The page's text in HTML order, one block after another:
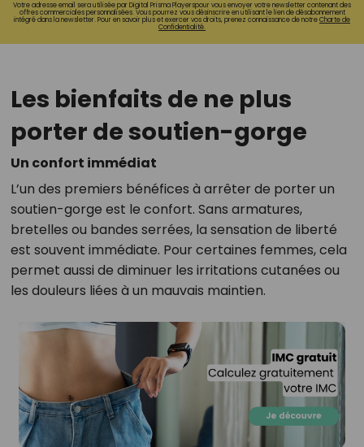
Votre adresse email sera utilisée par Digital Prisma Playerspour vous envoyer votre newsletter contenant des
offres commerciales personnalisées. Vous pourrez vous désinscrire en utilisant le lien de désabonnement
intégré dans la newsletter. Pour en savoir plus et exercer vos droits, prenez connaissance de notreCharte de
Confidentialité.
Les bienfaits de ne plus
porter de soutien-gorge
Un confort immédiat
L’un des premiers bénéfices à arrêter de porter un
soutien-gorge est le confort. Sans armatures,
bretelles ou bandes serrées, la sensation de liberté
est souvent immédiate. Pour certaines femmes, cela
permet aussi de diminuer les irritations cutanées ou
les douleurs liées à un mauvais maintien.